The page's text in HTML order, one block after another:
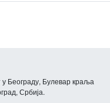
у Београду, Булевар краља
Србија.